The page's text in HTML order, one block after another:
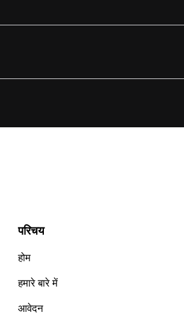
परिचय
होम
हमारे बारे में
आवेदन